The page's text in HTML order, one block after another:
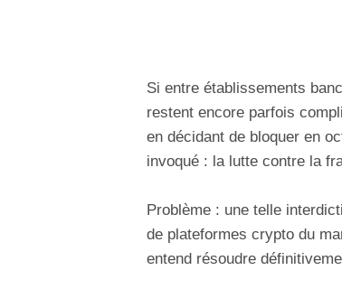
Si entre établissements
restent encore parfois
en décidant de bloquer en
invoqué : la lutte contre la
Problème : une telle
de plateformes crypto du
entend résoudre